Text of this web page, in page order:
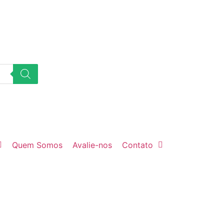
Quem Somos Avalie-nos Contato